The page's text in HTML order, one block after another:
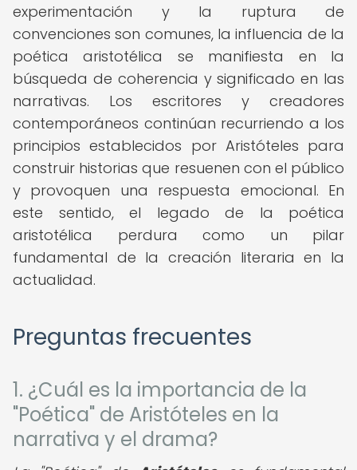
experimentación y la ruptura de
convenciones son comunes, la influencia de la
poética aristotélica se manifiesta en la
búsqueda de coherencia y significado en las
narrativas. Los escritores y creadores
contemporáneos continúan recurriendo a los
principios establecidos por Aristóteles para
construir historias que resuenen con el público
y provoquen una respuesta emocional. En
este sentido, el legado de la poética
aristotélica perdura como un pilar
fundamental de la creación literaria en la
actualidad.
Preguntas frecuentes
1. ¿Cuál es la importancia de la
"Poética" de Aristóteles en la
narrativa y el drama?